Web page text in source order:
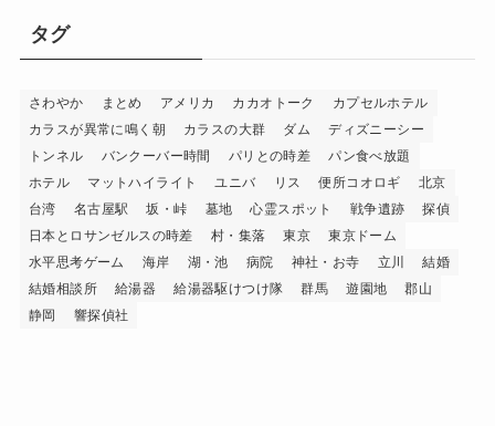
タグ
さわやか まとめ アメリカ カカオトーク
カプセルホテル
カラスが異常に鳴く朝
カラスの大群 ダム
ディズニーシー
トンネル
バンクーバー時間 パリとの時差
パン食べ放題
ホテル
マットハイライト ユニバ リス 便所コオロギ
北京
台湾
名古屋駅 坂・峠 墓地 心霊スポット 戦争遺跡
探偵
日本とロサンゼルスの時差
村・集落 東京
東京ドーム
水平思考ゲーム
海岸 湖・池 病院 神社・お寺 立川
結婚
結婚相談所
給湯器 給湯器駆けつけ隊 群馬 遊園地
郡山
静岡
響探偵社